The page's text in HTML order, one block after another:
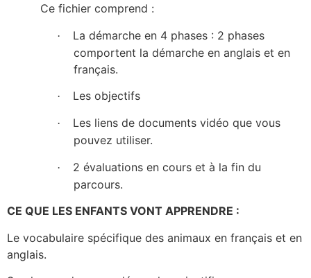
Ce fichier comprend :
·
La démarche en 4 phases : 2 phases
comportent la démarche en anglais et en
français.
· Les objectifs
·
Les liens de documents vidéo que vous
pouvez utiliser.
·
2 évaluations en cours et à la fin du
parcours.
CE QUE LES ENFANTS VONT APPRENDRE :
Le vocabulaire spécifique des animaux en français et en
anglais.